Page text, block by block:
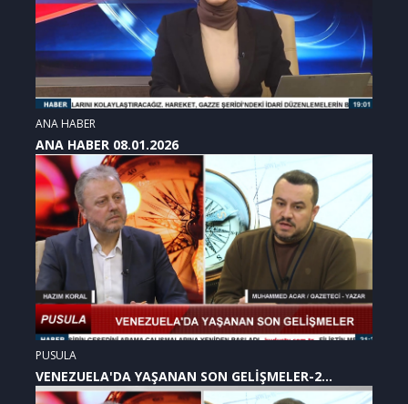
ANA HABER
ANA HABER 08.01.2026
PUSULA
VENEZUELA'DA YAŞANAN SON GELİŞMELER-2
(07.01.2026)